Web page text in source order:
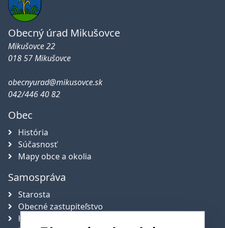
Obecný úrad Mikušovce
Mikušovce 22
018 57 Mikušovce
obecnyurad@mikusovce.sk
042/446 40 82
Obec
História
Súčasnosť
Mapy obce a okolia
Samospráva
Starosta
Obecné zastupiteľstvo
Hlavný kontrolór obce